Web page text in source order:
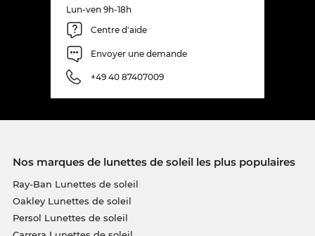
Lun-ven 9h-18h
Centre d'aide
Envoyer une demande
+49 40 87407009
Nos marques de lunettes de soleil les plus populaires
Ray-Ban Lunettes de soleil
Oakley Lunettes de soleil
Persol Lunettes de soleil